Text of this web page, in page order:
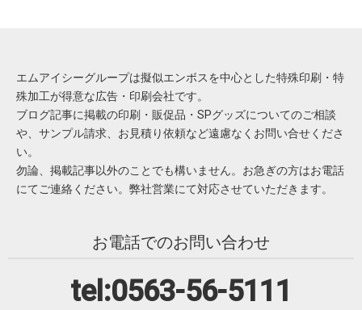
エムアイシーグループは擬似エンボスを中心とした特殊印刷・特
殊加工が得意な広告・印刷会社です。
ブログ記事に掲載の印刷・販促品・SPグッズについてのご相談
や、サンプル請求、お見積り依頼など遠慮なくお問い合せくださ
い。
勿論、掲載記事以外のことでも構いません。お急ぎの方はお電話
にてご連絡ください。弊社営業にて対応させていただきます。
お電話でのお問い合わせ
tel:0563-56-5111